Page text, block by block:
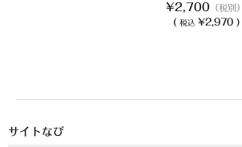
¥2,700 （税別）
( 税込 ¥2,970 )
サイトなび